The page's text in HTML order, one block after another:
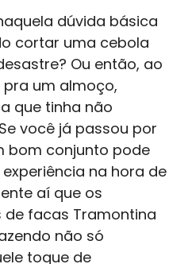
dúvida básica
cortar uma cebola
Ou então, ao
um almoço,
que tinha não
você já passou por
bom conjunto pode
na hora de
aí que os
de facas Tramontina
não só
toque de